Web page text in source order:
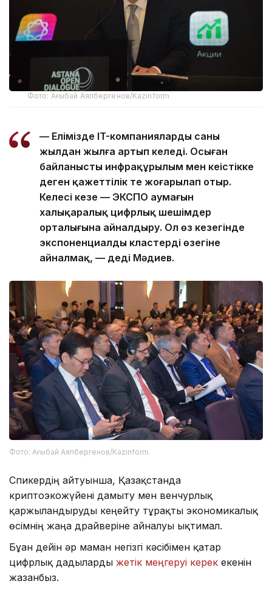
Фото: Ағыбай Аяпбергенов/Kazinform
— Елімізде IT-компаниялардың саны
жылдан жылға артып келеді. Осыған
байланысты инфрақұрылым мен кеңістікке
деген қажеттілік те жоғарылап отыр.
Келесі кезең — ЭКСПО аумағын
халықаралық цифрлық шешімдер
орталығына айналдыру. Ол өз кезегінде
экспоненциалды кластердің өзегіне
айналмақ, — деді Мәдиев.
Фото: Ағыбай Аяпбергенов/Kazinform
Спикердің айтуынша, Қазақстанда
криптоэкожүйені дамыту мен венчурлық
қаржыландыруды кеңейту тұрақты экономикалық
өсімнің жаңа драйверіне айналуы ықтимал.
Бұған дейін әр маман негізгі кәсібімен қатар
цифрлық дағдыларды жетік меңгеруі керек екенін
жазғанбыз.